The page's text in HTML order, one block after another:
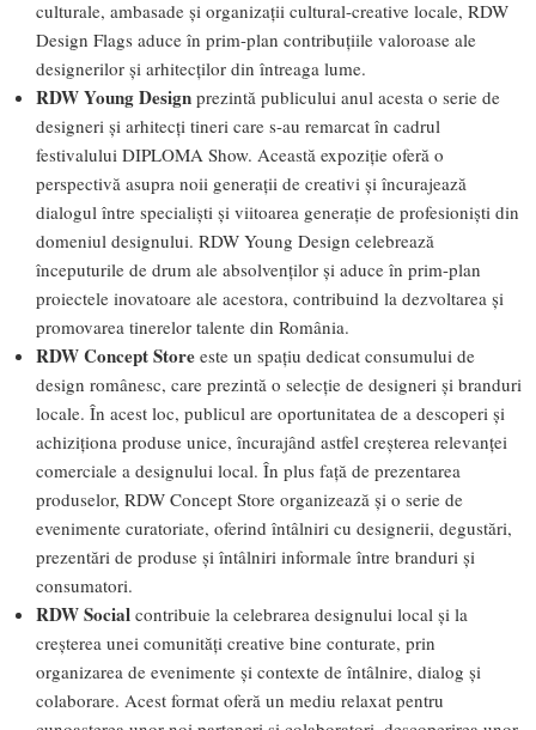
culturale, ambasade și organizații cultural-creative locale, RDW
Design Flags aduce în prim-plan contribuțiile valoroase ale
designerilor și arhitecților din întreaga lume.
RDW Young Design prezintă publicului anul acesta o serie de
designeri și arhitecți tineri care s-au remarcat în cadrul
festivalului DIPLOMA Show. Această expoziție oferă o
perspectivă asupra noii generații de creativi și încurajează
dialogul între specialiști și viitoarea generație de profesioniști din
domeniul designului. RDW Young Design celebrează
începuturile de drum ale absolvenților și aduce în prim-plan
proiectele inovatoare ale acestora, contribuind la dezvoltarea și
promovarea tinerelor talente din România.
RDW Concept Store este un spațiu dedicat consumului de
design românesc, care prezintă o selecție de designeri și branduri
locale. În acest loc, publicul are oportunitatea de a descoperi și
achiziționa produse unice, încurajând astfel creșterea relevanței
comerciale a designului local. În plus față de prezentarea
produselor, RDW Concept Store organizează și o serie de
evenimente curatoriate, oferind întâlniri cu designerii, degustări,
prezentări de produse și întâlniri informale între branduri și
consumatori.
RDW Social contribuie la celebrarea designului local și la
creșterea unei comunități creative bine conturate, prin
organizarea de evenimente și contexte de întâlnire, dialog și
colaborare. Acest format oferă un mediu relaxat pentru